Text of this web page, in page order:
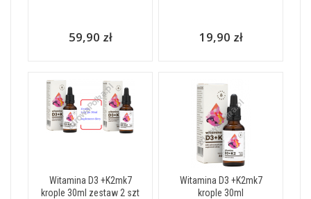
59,90 zł 19,90 zł
Witamina D3 +K2mk7
krople 30ml zestaw 2 szt
Witamina D3 +K2mk7
krople 30ml